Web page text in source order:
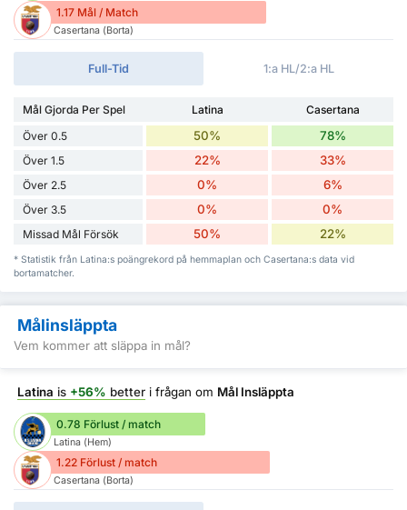
1.17 Mål / Match
Casertana (Borta)
Full-Tid 1:a HL/2:a HL
Mål Gjorda Per Spel Latina
Casertana
Över 0.5
50% 78%
Över 1.5 22% 33%
Över 2.5 0% 6%
Över 3.5 0% 0%
Missad Mål Försök 50% 22%
* Statistik från Latina:s poängrekord på hemmaplan och Casertana:s data vid
bortamatcher.
Målinsläppta
Vem kommer att släppa in mål?
Latina is +56% better i frågan om Mål Insläppta
0.78 Förlust / match
Latina (Hem)
1.22 Förlust / match
Casertana (Borta)